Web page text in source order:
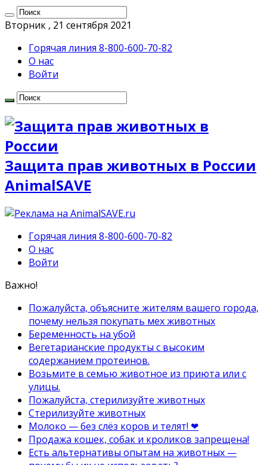
Вторник , 21 сентября 2021
Горячая линия 8-800-600-70-82
О нас
Войти
Защита прав животных в России
AnimalSAVE
Горячая линия 8-800-600-70-82
О нас
Войти
Важно!
Пожалуйста, объясните жителям вашего города,
почему нельзя покупать мех животных
Беременность на убой
Вегетарианские продукты с высоким
содержанием протеинов.
Возьмите в семью животное из приюта или с
улицы.
Пожалуйста, стерилизуйте животных
Стерилизуйте животных
Молоко — без слёз коров и телят! ❤
Продажа кошек, собак и кроликов запрещена!
Есть альтернативы опытам на животных —